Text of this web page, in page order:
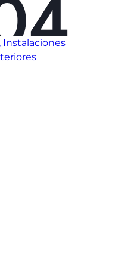
Instalaciones